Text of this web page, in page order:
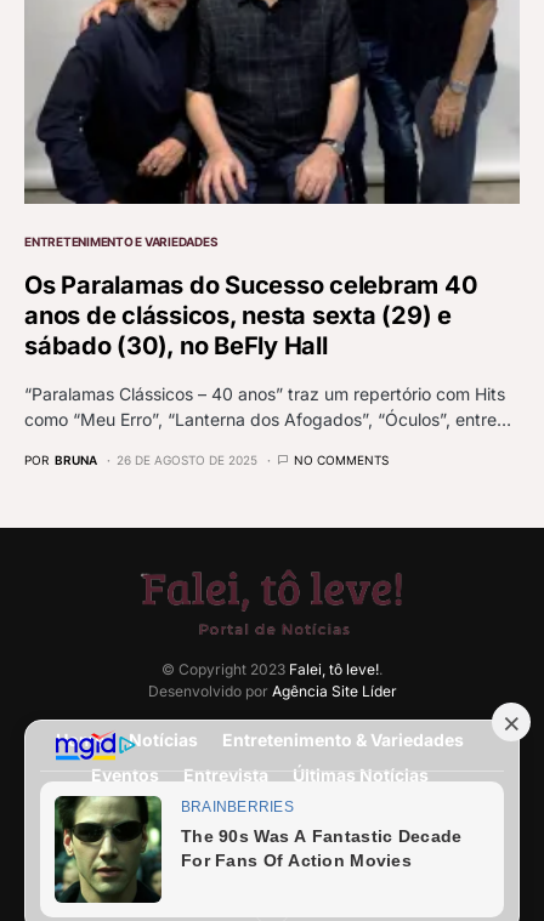
ENTRETENIMENTO E VARIEDADES
Os Paralamas do Sucesso celebram 40
anos de clássicos, nesta sexta (29) e
sábado (30), no BeFly Hall
“Paralamas Clássicos – 40 anos” traz um repertório com Hits
como “Meu Erro”, “Lanterna dos Afogados”, “Óculos”, entre…
POR BRUNA 26 DE AGOSTO DE 2025 NO COMMENTS
© Copyright 2023 Falei, tô leve!.
Desenvolvido por Agência Site Líder
Home Notícias
Entretenimento & Variedades
Eventos
Entrevista
Últimas Notícias
Anuncie Aqui
Expediente
Termos e condições